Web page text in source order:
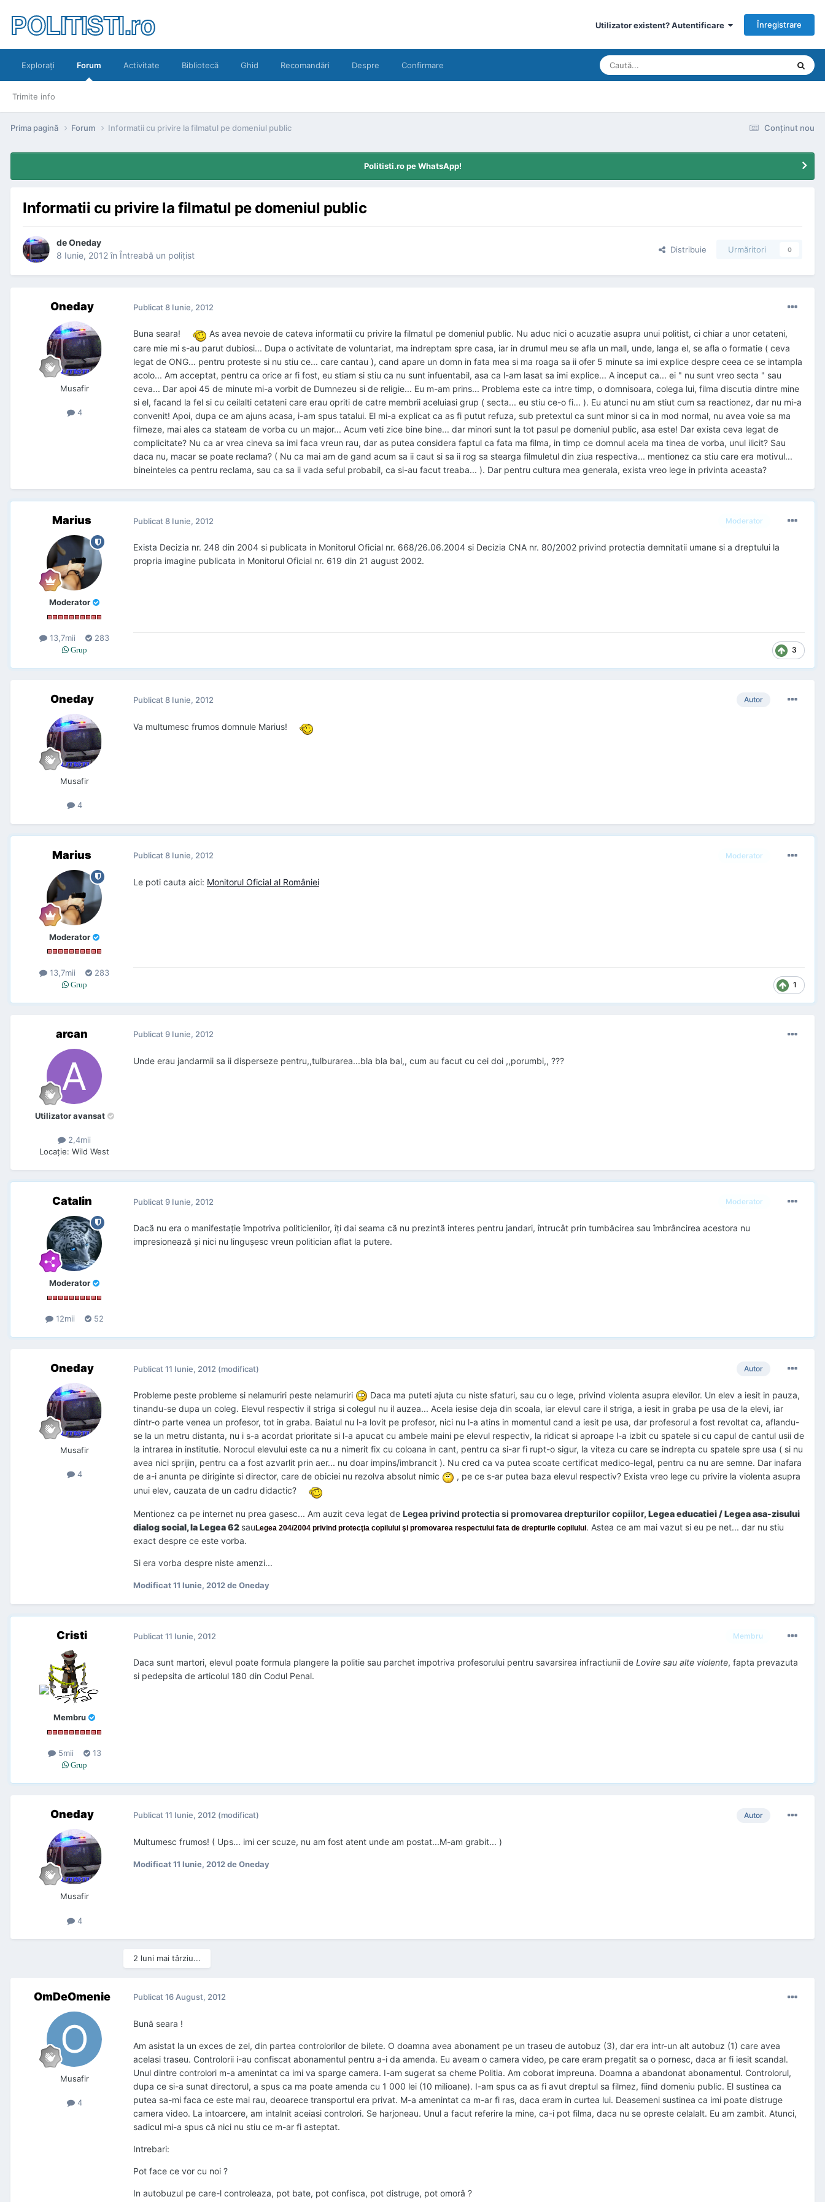
POLITISTI.ro Utilizator existent? Autentificare Înregistrare
Exploraţi Forum
Trimite info
Activitate Bibliotecă Ghid Recomandări Despre Confirmare
Conţinut nou
Prima pagină Forum Informatii cu privire la filmatul pe domeniul public
Politisti.ro pe WhatsApp!
Informatii cu privire la filmatul pe domeniul public
deOneday
8 Iunie, 2012în Întreabă un poliţist
Distribuie Urmăritori 0
Oneday
Musafir
4
Publicat8 Iunie, 2012
Buna seara!
As avea nevoie de cateva informatii cu privire la filmatul pe domeniul public. Nu aduc nici o acuzatie asupra unui politist, ci chiar a unor cetateni,
care mie mi s-au parut dubiosi... Dupa o activitate de voluntariat, ma indreptam spre casa, iar in drumul meu se afla un mall, unde, langa el, se afla o formatie ( ceva
legat de ONG... pentru proteste si nu stiu ce... care cantau ), cand apare un domn in fata mea si ma roaga sa ii ofer 5 minute sa imi explice despre ceea ce se intampla
acolo... Am acceptat, pentru ca orice ar fi fost, eu stiam si stiu ca nu sunt infuentabil, asa ca l-am lasat sa imi explice... A inceput ca... ei " nu sunt vreo secta " sau
ceva... Dar apoi 45 de minute mi-a vorbit de Dumnezeu si de religie... Eu m-am prins... Problema este ca intre timp, o domnisoara, colega lui, filma discutia dintre mine
si el, facand la fel si cu ceilalti cetateni care erau opriti de catre membrii aceluiasi grup ( secta... eu stiu ce-o fi... ). Eu atunci nu am stiut cum sa reactionez, dar nu mi-a
convenit! Apoi, dupa ce am ajuns acasa, i-am spus tatalui. El mi-a explicat ca as fi putut refuza, sub pretextul ca sunt minor si ca in mod normal, nu avea voie sa ma
filmeze, mai ales ca stateam de vorba cu un major... Acum veti zice bine bine... dar minori sunt la tot pasul pe domeniul public, asa este! Dar exista ceva legat de
complicitate? Nu ca ar vrea cineva sa imi faca vreun rau, dar as putea considera faptul ca fata ma filma, in timp ce domnul acela ma tinea de vorba, unul ilicit? Sau
daca nu, macar se poate reclama? ( Nu ca mai am de gand acum sa ii caut si sa ii rog sa stearga filmuletul din ziua respectiva... mentionez ca stiu care era motivul...
bineinteles ca pentru reclama, sau ca sa ii vada seful probabil, ca si-au facut treaba... ). Dar pentru cultura mea generala, exista vreo lege in privinta aceasta?
Marius
Moderator
13,7mii 283
Grup
Moderator
Publicat8 Iunie, 2012
Exista Decizia nr. 248 din 2004 si publicata in Monitorul Oficial nr. 668/26.06.2004 si Decizia CNA nr. 80/2002 privind protectia demnitatii umane si a dreptului la
propria imagine publicata in Monitorul Oficial nr. 619 din 21 august 2002.
3
Oneday
Musafir
4
Autor
Publicat8 Iunie, 2012
Va multumesc frumos domnule Marius!
Marius
Moderator
13,7mii 283
Grup
Moderator
Publicat8 Iunie, 2012
Le poti cauta aici: Monitorul Oficial al României
1
arcan
Utilizator avansat
2,4mii
Locaţie: Wild West
Publicat9 Iunie, 2012
Unde erau jandarmii sa ii disperseze pentru,,tulburarea...bla bla bal,, cum au facut cu cei doi ,,porumbi,, ???
Catalin
Moderator
12mii 52
Moderator
Publicat9 Iunie, 2012
Dacă nu era o manifestație împotriva politicienilor, îți dai seama că nu prezintă interes pentru jandari, întrucât prin tumbăcirea sau îmbrâncirea acestora nu
impresionează și nici nu lingușesc vreun politician aflat la putere.
Oneday
Musafir
4
Autor
Publicat11 Iunie, 2012 (modificat)
Probleme peste probleme si nelamuriri peste nelamuriri
Daca ma puteti ajuta cu niste sfaturi, sau cu o lege, privind violenta asupra elevilor. Un elev a iesit in pauza,
tinandu-se dupa un coleg. Elevul respectiv il striga si colegul nu il auzea... Acela iesise deja din scoala, iar elevul care il striga, a iesit in graba pe usa de la elevi, iar
dintr-o parte venea un profesor, tot in graba. Baiatul nu l-a lovit pe profesor, nici nu l-a atins in momentul cand a iesit pe usa, dar profesorul a fost revoltat ca, aflandu-
se la un metru distanta, nu i s-a acordat prioritate si l-a apucat cu ambele maini pe elevul respectiv, la ridicat si aproape l-a izbit cu spatele si cu capul de cantul usii de
la intrarea in institutie. Norocul elevului este ca nu a nimerit fix cu coloana in cant, pentru ca si-ar fi rupt-o sigur, la viteza cu care se indrepta cu spatele spre usa ( si nu
avea nici sprijin, pentru ca a fost azvarlit prin aer... nu doar impins/imbrancit ). Nu cred ca va putea scoate certificat medico-legal, pentru ca nu are semne. Dar inafara
de a-i anunta pe diriginte si director, care de obiciei nu rezolva absolut nimic
, pe ce s-ar putea baza elevul respectiv? Exista vreo lege cu privire la violenta asupra
unui elev, cauzata de un cadru didactic?
Mentionez ca pe internet nu prea gasesc... Am auzit ceva legat de Legea privind protectia si promovarea drepturilor copiilor, Legea educatiei / Legea asa-zisului
dialog social, la Legea 62 sauLegea 204/2004 privind protecţia copilului şi promovarea respectului fata de drepturile copilului. Astea ce am mai vazut si eu pe net... dar nu stiu
exact despre ce este vorba.
Si era vorba despre niste amenzi...
Modificat11 Iunie, 2012de Oneday
Cristi
Membru
5mii 13
Grup
Membru
Publicat11 Iunie, 2012
Daca sunt martori, elevul poate formula plangere la politie sau parchet impotriva profesorului pentru savarsirea infractiunii de Lovire sau alte violente, fapta prevazuta
si pedepsita de articolul 180 din Codul Penal.
Oneday
Musafir
4
Autor
Publicat11 Iunie, 2012 (modificat)
Multumesc frumos! ( Ups... imi cer scuze, nu am fost atent unde am postat...M-am grabit... )
Modificat11 Iunie, 2012de Oneday
2 luni mai târziu...
OmDeOmenie
Musafir
4
Publicat16 August, 2012
Bună seara !
Am asistat la un exces de zel, din partea controlorilor de bilete. O doamna avea abonament pe un traseu de autobuz (3), dar era intr-un alt autobuz (1) care avea
acelasi traseu. Controlorii i-au confiscat abonamentul pentru a-i da amenda. Eu aveam o camera video, pe care eram pregatit sa o pornesc, daca ar fi iesit scandal.
Unul dintre controlori m-a amenintat ca imi va sparge camera. I-am sugerat sa cheme Politia. Am coborat impreuna. Doamna a abandonat abonamentul. Controlorul,
dupa ce si-a sunat directorul, a spus ca ma poate amenda cu 1 000 lei (10 milioane). I-am spus ca as fi avut dreptul sa filmez, fiind domeniu public. El sustinea ca
putea sa-mi faca ce este mai rau, deoarece transportul era privat. M-a amenintat ca m-ar fi ras, daca eram in curtea lui. Deasemeni sustinea ca imi poate distruge
camera video. La intoarcere, am intalnit aceiasi controlori. Se harjoneau. Unul a facut referire la mine, ca-i pot filma, daca nu se opreste celalalt. Eu am zambit. Atunci,
sadicul mi-a spus că nici nu stiu ce m-ar fi asteptat.
Intrebari:
Pot face ce vor cu noi ?
In autobuzul pe care-l controleaza, pot bate, pot confisca, pot distruge, pot omorâ ?